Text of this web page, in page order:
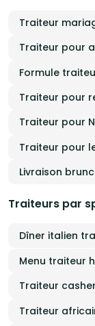
Traiteur
Traiteur pour
Formule
Traiteur pour
Traiteur pour
Traiteur pour
Livraison
Traiteurs par
Dîner italien
Menu traiteur
Traiteur
Traiteur